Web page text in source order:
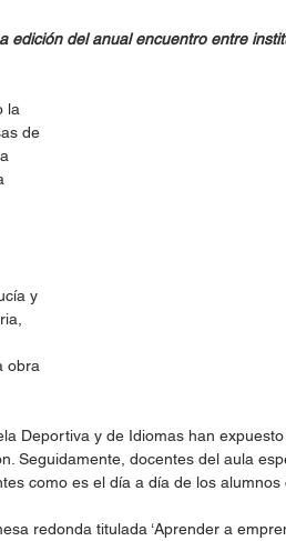
edición del anual encuentro entre
la
de
y
obra
Deportiva y de Idiomas han
Seguidamente, docentes del aula
como es el día a día de los
redonda titulada ‘Aprender a